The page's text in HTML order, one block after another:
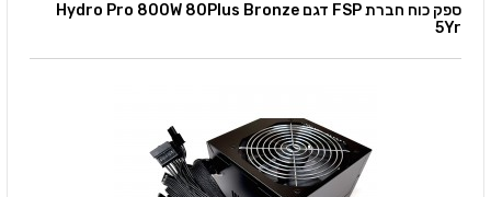
ספק כוח חברת FSP דגם Hydro Pro 800W 80Plus Bronze
5Yr